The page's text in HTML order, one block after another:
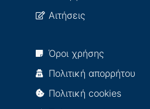
Αιτήσεις
Όροι χρήσης
Πολιτική απορρήτου
Πολιτική cookies